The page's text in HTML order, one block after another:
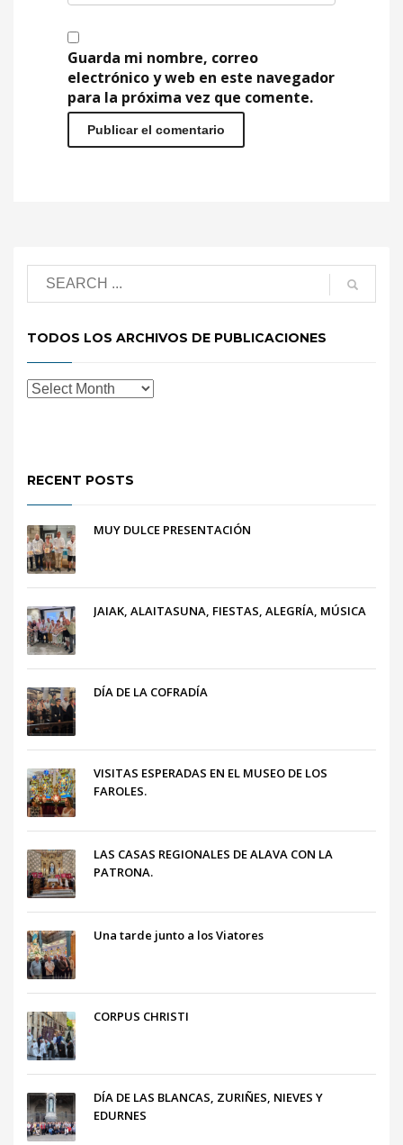
Guarda mi nombre, correo
electrónico y web en este navegador
para la próxima vez que comente.
TODOS LOS ARCHIVOS DE PUBLICACIONES
RECENT POSTS
MUY DULCE PRESENTACIÓN
JAIAK, ALAITASUNA, FIESTAS, ALEGRÍA, MÚSICA
DÍA DE LA COFRADÍA
VISITAS ESPERADAS EN EL MUSEO DE LOS
FAROLES.
LAS CASAS REGIONALES DE ALAVA CON LA
PATRONA.
Una tarde junto a los Viatores
CORPUS CHRISTI
DÍA DE LAS BLANCAS, ZURIÑES, NIEVES Y
EDURNES